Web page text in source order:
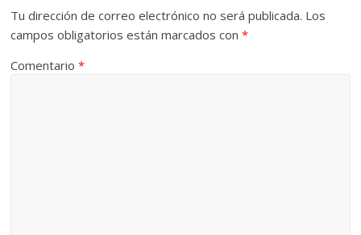
Tu dirección de correo electrónico no será publicada. Los
campos obligatorios están marcados con*
Comentario*